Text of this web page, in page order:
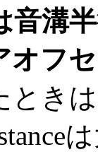
溝
オフ
とき